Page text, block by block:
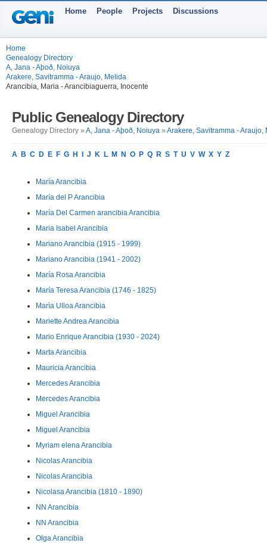
Home People Projects Discussions
Home
Genealogy Directory
A, Jana - Aþoð, Noiuya
Arakere, Savitramma - Araujo, Melida
Arancibia, Maria - Arancibiaguerra, Inocente
Public Genealogy Directory
Genealogy Directory » A, Jana - Aþoð, Noiuya » Arakere, Savitramma - Araujo,
A B C D E F G H J K L M N O P Q R S T U V W X Y Z
María Arancibia
María del P Arancibia
María Del Carmen arancibia Arancibia
Maria Isabel Arancibia
Mariano Arancibia (1915 - 1999)
Mariano Arancibia (1941 - 2002)
María Rosa Arancibia
María Teresa Arancibia (1746 - 1825)
Marìa Ulloa Arancibia
Mariette Andrea Arancibia
Mario Enrique Arancibia (1930 - 2024)
Marta Arancibia
Mauricia Arancibia
Mercedes Arancibia
Mercedes Arancibia
Miguel Arancibia
Miguel Arancibia
Myriam elena Arancibia
Nicolas Arancibia
Nicolas Arancibia
Nicolasa Arancibia (1810 - 1890)
NN Arancibia
NN Arancibia
Olga Arancibia